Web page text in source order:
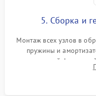
5. Сборка и
Монтаж всех узлов в
пружины и
надежной
герметиком для